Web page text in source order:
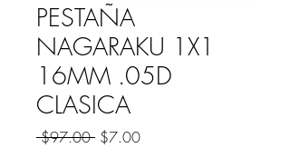
PESTAÑA
NAGARAKU 1X1
16MM .05D
CLASICA
$97.00 Precio
$7.00Precio